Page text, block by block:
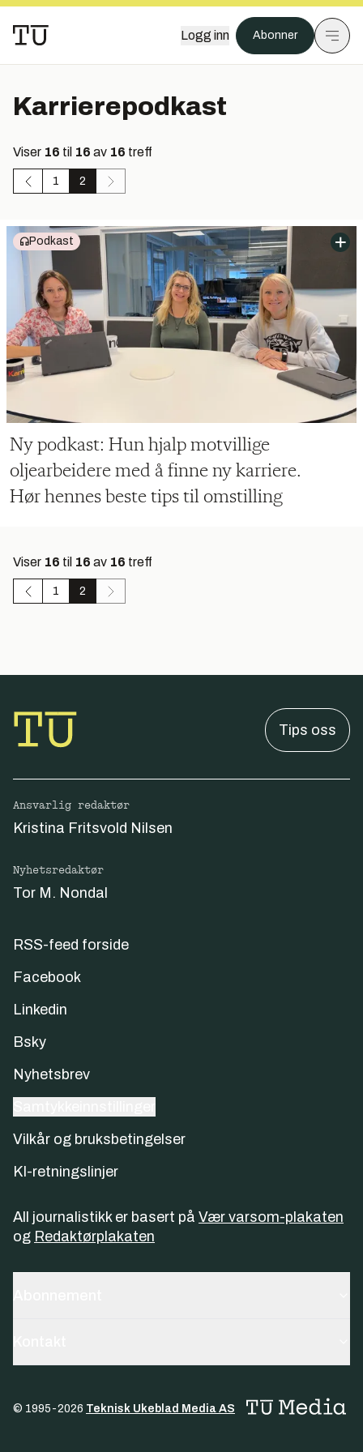
Logg inn Abonner
Karrierepodkast
Viser 16 til 16 av 16 treff
1 2
Podkast
Ny podkast: Hun hjalp motvillige
oljearbeidere med å finne ny karriere.
Hør hennes beste tips til omstilling
Viser 16 til 16 av 16 treff
1 2
Tips oss
Ansvarlig redaktør
Kristina Fritsvold Nilsen
Nyhetsredaktør
Tor M. Nondal
RSS-feed forside
Facebook
Linkedin
Bsky
Nyhetsbrev
Vilkår og bruksbetingelser
KI-retningslinjer
All journalistikk er basert på Vær varsom-plakaten
og Redaktørplakaten
© 1995-2026 Teknisk Ukeblad Media AS